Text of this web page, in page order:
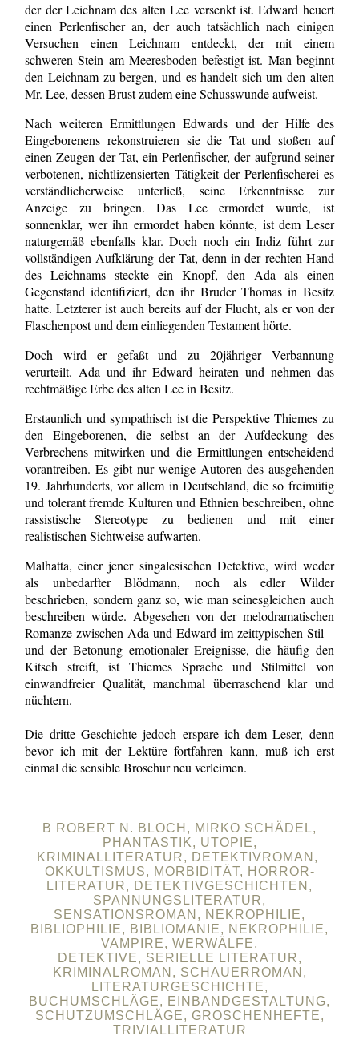
der der Leichnam des alten Lee versenkt ist. Edward heuert
einen Perlenfischer an, der auch tatsächlich nach einigen
Versuchen einen Leichnam entdeckt, der mit einem
schweren Stein am Meeresboden befestigt ist. Man beginnt
den Leichnam zu bergen, und es handelt sich um den alten
Mr. Lee, dessen Brust zudem eine Schusswunde aufweist.
Nach weiteren Ermittlungen Edwards und der Hilfe des
Eingeborenens rekonstruieren sie die Tat und stoßen auf
einen Zeugen der Tat, ein Perlenfischer, der aufgrund seiner
verbotenen, nichtlizensierten Tätigkeit der Perlenfischerei es
verständlicherweise unterließ, seine Erkenntnisse zur
Anzeige zu bringen. Das Lee ermordet wurde, ist
sonnenklar, wer ihn ermordet haben könnte, ist dem Leser
naturgemäß ebenfalls klar. Doch noch ein Indiz führt zur
vollständigen Aufklärung der Tat, denn in der rechten Hand
des Leichnams steckte ein Knopf, den Ada als einen
Gegenstand identifiziert, den ihr Bruder Thomas in Besitz
hatte. Letzterer ist auch bereits auf der Flucht, als er von der
Flaschenpost und dem einliegenden Testament hörte.
Doch wird er gefaßt und zu 20jähriger Verbannung
verurteilt. Ada und ihr Edward heiraten und nehmen das
rechtmäßige Erbe des alten Lee in Besitz.
Erstaunlich und sympathisch ist die Perspektive Thiemes zu
den Eingeborenen, die selbst an der Aufdeckung des
Verbrechens mitwirken und die Ermittlungen entscheidend
vorantreiben. Es gibt nur wenige Autoren des ausgehenden
19. Jahrhunderts, vor allem in Deutschland, die so freimütig
und tolerant fremde Kulturen und Ethnien beschreiben, ohne
rassistische Stereotype zu bedienen und mit einer
realistischen Sichtweise aufwarten.
Malhatta, einer jener singalesischen Detektive, wird weder
als unbedarfter Blödmann, noch als edler Wilder
beschrieben, sondern ganz so, wie man seinesgleichen auch
beschreiben würde. Abgesehen von der melodramatischen
Romanze zwischen Ada und Edward im zeittypischen Stil –
und der Betonung emotionaler Ereignisse, die häufig den
Kitsch streift, ist Thiemes Sprache und Stilmittel von
einwandfreier Qualität, manchmal überraschend klar und
nüchtern.
Die dritte Geschichte jedoch erspare ich dem Leser, denn
bevor ich mit der Lektüre fortfahren kann, muß ich erst
einmal die sensible Broschur neu verleimen.
B ROBERT N. BLOCH, MIRKO SCHÄDEL,
PHANTASTIK, UTOPIE,
KRIMINALLITERATUR, DETEKTIVROMAN,
OKKULTISMUS, MORBIDITÄT, HORROR-
LITERATUR, DETEKTIVGESCHICHTEN,
SPANNUNGSLITERATUR,
SENSATIONSROMAN, NEKROPHILIE,
BIBLIOPHILIE, BIBLIOMANIE, NEKROPHILIE,
VAMPIRE, WERWÄLFE,
DETEKTIVE, SERIELLE LITERATUR,
KRIMINALROMAN, SCHAUERROMAN,
LITERATURGESCHICHTE,
BUCHUMSCHLÄGE, EINBANDGESTALTUNG,
SCHUTZUMSCHLÄGE, GROSCHENHEFTE,
TRIVIALLITERATUR